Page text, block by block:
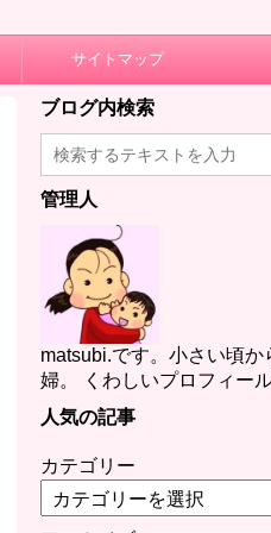
サイトマップ
ブログ内検索
管理人
matsubi.です。小さい頃か
婦。 くわしいプロフィー
人気の記事
カテゴリー